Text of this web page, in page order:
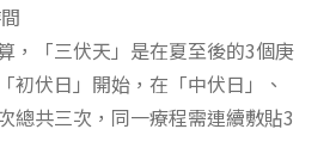
，「三伏天」是在夏至後的3個庚
初伏日」開始，在「中伏日」、
總共三次，同一療程需連續敷貼3